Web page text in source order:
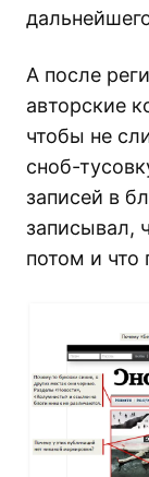
А после
авторские
чтобы не
сноб-
записей в
записывал,
потом и что